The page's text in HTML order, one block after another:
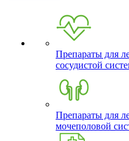
Препараты для
сосудистой
Препараты для
мочеполовой